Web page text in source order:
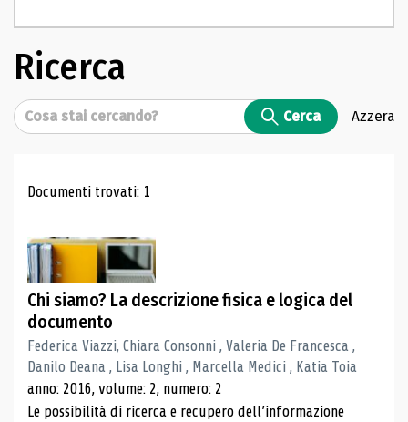
Ricerca
Cerca Cerca Azzera
Risultati di ricerca
Documenti trovati: 1
Chi siamo? La descrizione fisica e logica del
documento
Federica Viazzi, Chiara Consonni , Valeria De Francesca ,
Danilo Deana , Lisa Longhi , Marcella Medici , Katia Toia
anno: 2016, volume: 2, numero: 2
Le possibilità di ricerca e recupero dell’informazione